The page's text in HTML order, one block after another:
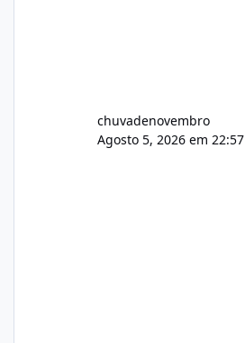
chuvadenovembro
Agosto 5, 2026 em 22:57